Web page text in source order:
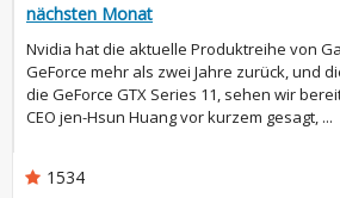
nächsten Monat
Nvidia hat die aktuelle Produktreihe von
GeForce mehr als zwei Jahre zurück, und
die GeForce GTX Series 11, sehen wir
CEO jen-Hsun Huang vor kurzem gesagt, ...
1534